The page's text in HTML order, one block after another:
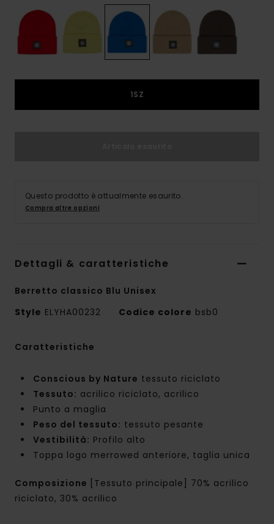
1SZ
Questo prodotto è attualmente esaurito.
Compra altre opzioni
Dettagli & caratteristiche
Berretto classico Blu Unisex
Style ELYHA00232 Codice colore bsb0
Caratteristiche
Conscious by Nature tessuto riciclato
Tessuto: acrilico riciclato, acrilico
Punto a maglia
Peso del tessuto: tessuto pesante
Vestibilità: Profilo alto
Toppa logo merrowed anteriore, taglia unica
Composizione
[Tessuto principale] 70% acrilico
riciclato, 30% acrilico